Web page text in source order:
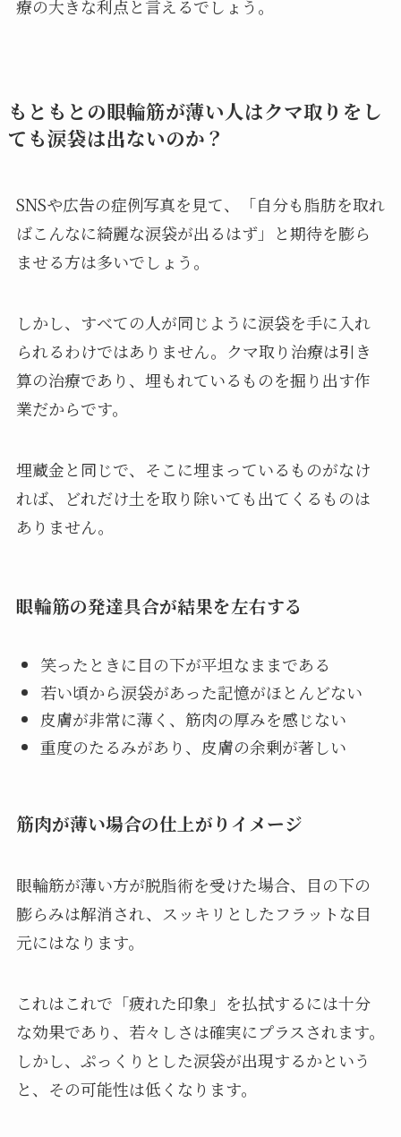
療の大きな利点と言えるでしょう。
もともとの眼輪筋が薄い人はクマ取りをし
ても涙袋は出ないのか？
SNSや広告の症例写真を見て、「自分も脂肪を取れ
ばこんなに綺麗な涙袋が出るはず」と期待を膨ら
ませる方は多いでしょう。
しかし、すべての人が同じように涙袋を手に入れ
られるわけではありません。クマ取り治療は引き
算の治療であり、埋もれているものを掘り出す作
業だからです。
埋蔵金と同じで、そこに埋まっているものがなけ
れば、どれだけ土を取り除いても出てくるものは
ありません。
眼輪筋の発達具合が結果を左右する
笑ったときに目の下が平坦なままである
若い頃から涙袋があった記憶がほとんどない
皮膚が非常に薄く、筋肉の厚みを感じない
重度のたるみがあり、皮膚の余剰が著しい
筋肉が薄い場合の仕上がりイメージ
眼輪筋が薄い方が脱脂術を受けた場合、目の下の
膨らみは解消され、スッキリとしたフラットな目
元にはなります。
これはこれで「疲れた印象」を払拭するには十分
な効果であり、若々しさは確実にプラスされます。
しかし、ぷっくりとした涙袋が出現するかという
と、その可能性は低くなります。